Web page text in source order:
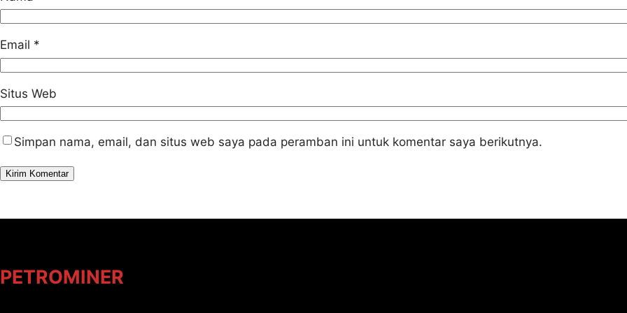
Email *
Situs Web
Simpan nama, email, dan situs web saya pada peramban ini untuk komentar saya berikutnya.
PETROMINER